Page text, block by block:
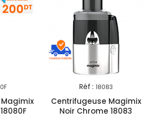
Réf : 18083
Centrifugeuse Magimix
Noir Chrome 18083